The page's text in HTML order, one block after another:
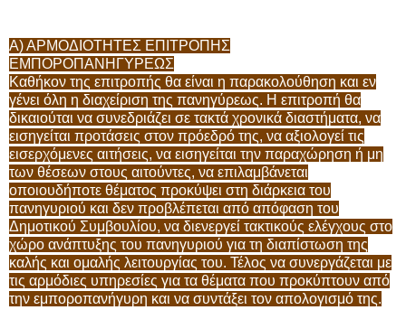
Α) ΑΡΜΟΔΙΟΤΗΤΕΣ ΕΠΙΤΡΟΠΗΣ
ΕΜΠΟΡΟΠΑΝΗΓΥΡΕΩΣ
Καθήκον της επιτροπής θα είναι η παρακολούθηση και εν
γένει όλη η διαχείριση της πανηγύρεως. Η επιτροπή θα
δικαιούται να συνεδριάζει σε τακτά χρονικά διαστήματα, να
εισηγείται προτάσεις στον πρόεδρό της, να αξιολογεί τις
εισερχόμενες αιτήσεις, να εισηγείται την παραχώρηση ή μη
των θέσεων στους αιτούντες, να επιλαμβάνεται
οποιουδήποτε θέματος προκύψει στη διάρκεια του
πανηγυριού και δεν προβλέπεται από απόφαση του
Δημοτικού Συμβουλίου, να διενεργεί τακτικούς ελέγχους στο
χώρο ανάπτυξης του πανηγυριού για τη διαπίστωση της
καλής και ομαλής λειτουργίας του. Τέλος να συνεργάζεται με
τις αρμόδιες υπηρεσίες για τα θέματα που προκύπτουν από
την εμποροπανήγυρη και να συντάξει τον απολογισμό της.